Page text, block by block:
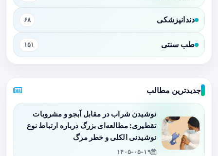
دندانپزشکی ۶۸
طب سنتی ۱۵۱
جدیدترین مطالب
نوشیدن شراب در مقابل آبجو و مشروبات
تقطیری: مطالعه‌ای بزرگ درباره ارتباط نوع
نوشیدنی الکلی و خطر مرگ
۱۴۰۵-۰۵-۱۹